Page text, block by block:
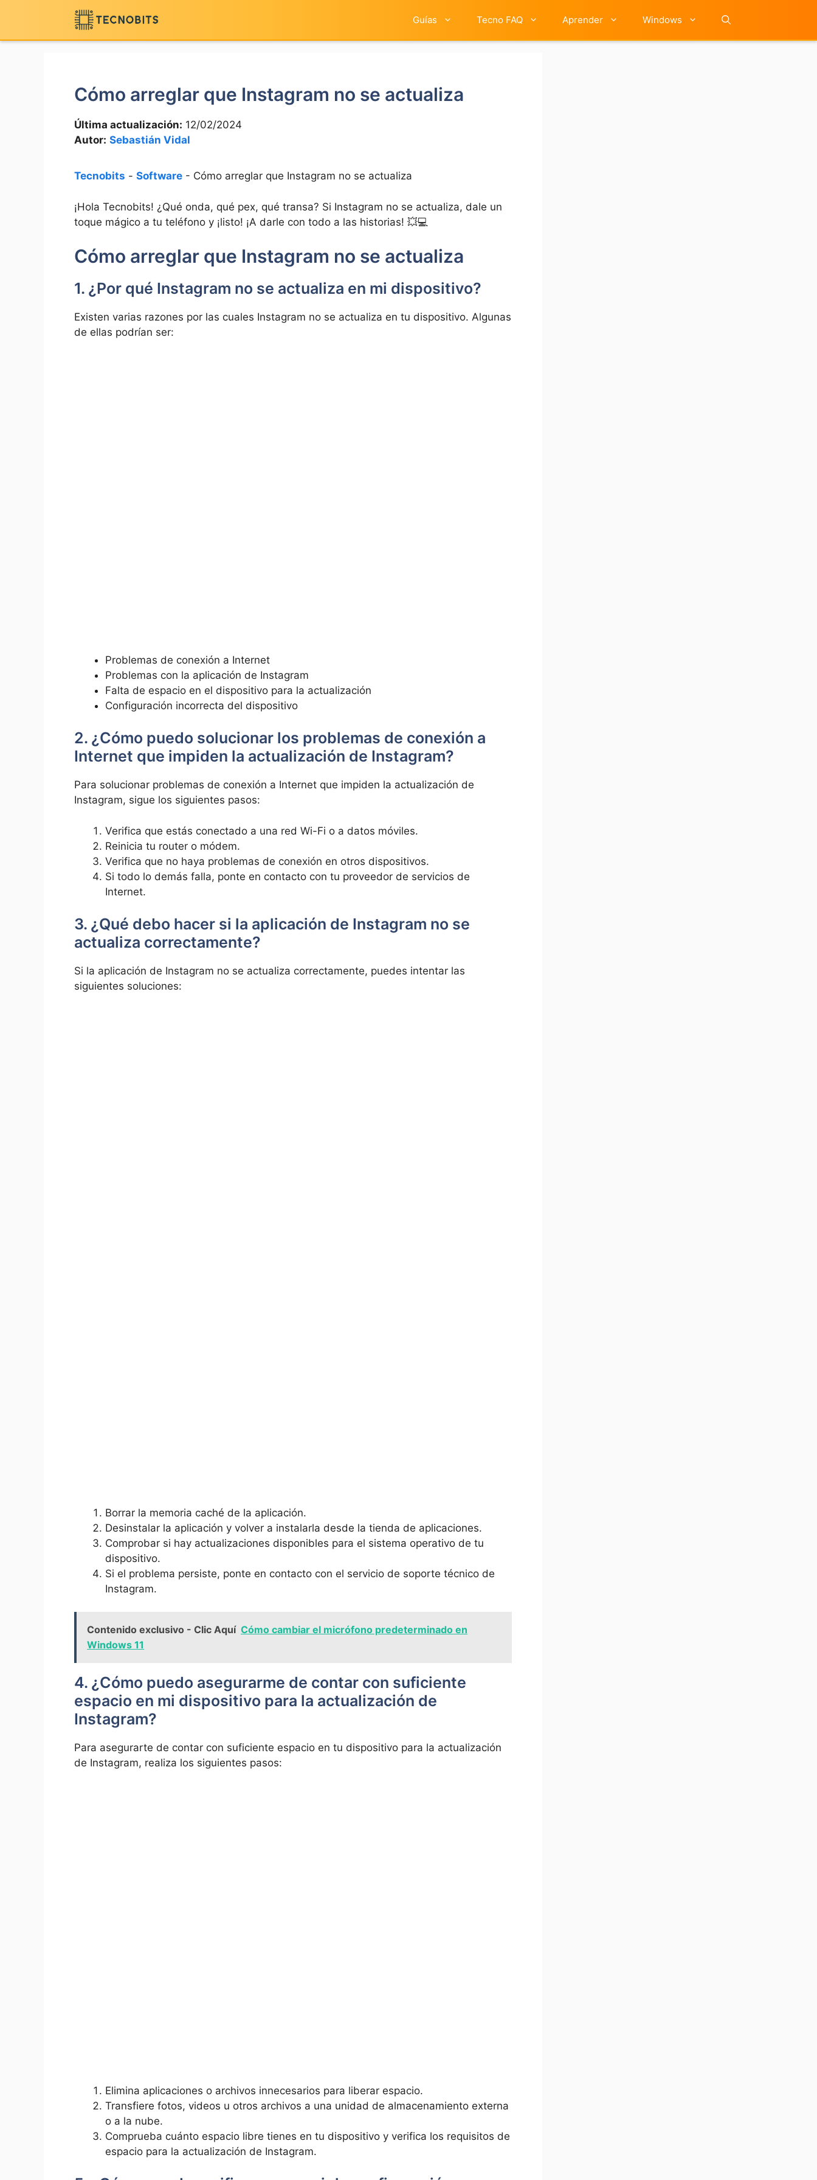
contenido
Guías Tecno FAQ Aprender Windows
Cómo arreglar que Instagram no se actualiza
Última actualización: 12/02/2024
Autor: Sebastián Vidal
Tecnobits - Software - Cómo arreglar que Instagram no se actualiza
¡Hola Tecnobits! ¿Qué onda, qué pex, qué transa? Si Instagram no se‍ actualiza, dale un
toque mágico a tu teléfono y ¡listo! ¡A darle con todo a las​ historias! 💥💻‌
Cómo​ arreglar que ‌Instagram no se actualiza
1. ¿Por qué Instagram no ​se actualiza en mi dispositivo?
Existen varias razones por ‍las cuales Instagram no se‌ actualiza en tu dispositivo. Algunas
de ellas podrían ser:
Problemas de conexión a Internet
Problemas con la ‌aplicación ​de Instagram
Falta ⁤de espacio ⁢en⁢ el dispositivo ‌para la actualización
Configuración incorrecta del ‍dispositivo
2. ¿Cómo puedo solucionar los problemas‌ de conexión a
Internet que impiden la‌ actualización de Instagram?
Para solucionar problemas ⁣de conexión a ⁣Internet que⁣ impiden la​ actualización de ​
Instagram, sigue los siguientes pasos:
Verifica que ​estás⁤ conectado​ a una red ‍Wi-Fi o a datos móviles.
Reinicia tu ⁤router o módem.
Verifica que no haya problemas de conexión en otros dispositivos.
Si todo⁤ lo demás falla, ponte ‌en contacto con tu proveedor de servicios de
Internet.
3. ¿Qué debo hacer si la aplicación de Instagram no se
actualiza correctamente?
Si la aplicación de Instagram no se actualiza correctamente, puedes ‌intentar‌ las
siguientes soluciones:
Borrar ​la memoria caché ​de⁣ la aplicación.
Desinstalar la aplicación y volver ‍a instalarla⁤ desde la tienda de aplicaciones.
Comprobar si hay ​actualizaciones disponibles para ⁣el⁣ sistema operativo de tu
dispositivo.
Si el problema persiste, ponte en‌ contacto con el servicio de soporte ‌técnico de
Instagram.
Contenido exclusivo - Clic Aquí Cómo cambiar el micrófono predeterminado en
Windows 11
4. ¿Cómo puedo⁤ asegurarme‌ de contar con suficiente
espacio en⁣ mi dispositivo para la actualización de
Instagram?
Para asegurarte ⁤de⁤ contar ⁢con suficiente ⁢espacio⁣ en tu dispositivo para la actualización
de Instagram, realiza los siguientes pasos:
Elimina aplicaciones o archivos innecesarios para liberar espacio.
Transfiere fotos, videos u‍ otros archivos​ a una unidad de almacenamiento externa
o ‌a la nube.
Comprueba cuánto espacio libre tienes en ⁢tu⁤ dispositivo y verifica los requisitos de
espacio para la actualización de⁣ Instagram.